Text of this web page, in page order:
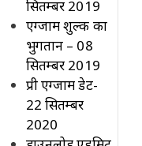
सितम्बर 2019
एग्जाम शुल्क का
भुगतान – 08
सितम्बर 2019
प्री एग्जाम डेट-
22 सितम्बर
2020